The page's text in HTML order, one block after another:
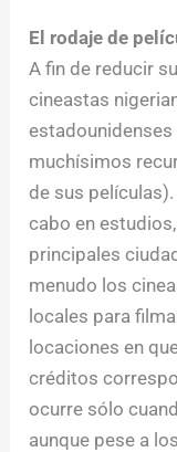
El rodaje de
A fin de reducir
cineastas
muchísimos
de sus películas).
cabo en
principales
menudo los
locales para
locaciones en
créditos
ocurre sólo
aunque pese a